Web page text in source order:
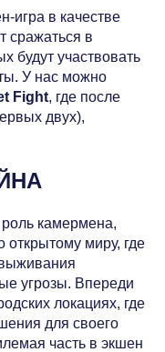
игра в качестве
сражаться в
будут участвовать
У нас можно
Fight, где после
двух),
камермена,
открытому миру, где
угрозы. Впереди
локациях, где
для своего
часть в экшен